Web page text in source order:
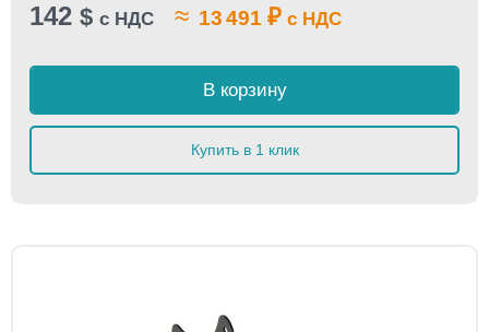
142 $ с НДС ≈ 13 491 ₽ с НДС
В корзину
Купить в 1 клик